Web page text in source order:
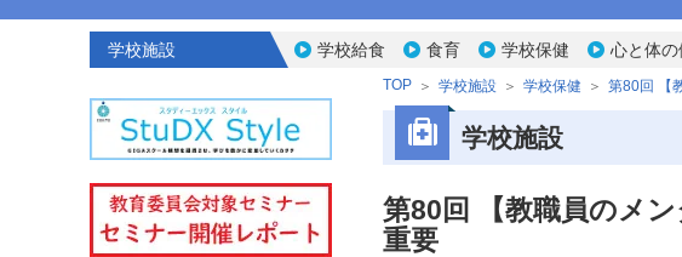
学校施設 学校給食 食育 学校保健 心と体の
TOP 学校施設 学校保健 第80回 【
学校施設
第80回 【教職員のメ
重要